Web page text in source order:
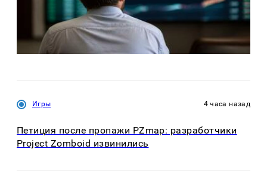
Игры 4 часа назад
Петиция после пропажи PZmap: разработчики
Project Zomboid извинились